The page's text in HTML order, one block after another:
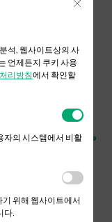
Client로 이동한
석, 웹사이트상의 사
언제든지 쿠키 사용
리방침에서 확인할
자의 시스템에서 비활
위해 웹사이트에서
다.
Close